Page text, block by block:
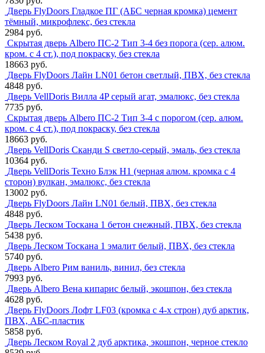
Дверь FlyDoors Гладкое ПГ (АБС черная кромка) цемент
тёмный, микрофлекс, без стекла
2984 руб.
Скрытая дверь Albero ПС-2 Тип 3-4 без порога (сер. алюм.
кром. с 4 ст.), под покраску, без стекла
18663 руб.
Дверь FlyDoors Лайн LN01 бетон светлый, ПВХ, без стекла
4848 руб.
Дверь VellDoris Вилла 4P серый агат, эмалюкс, без стекла
7735 руб.
Скрытая дверь Albero ПС-2 Тип 3-4 с порогом (сер. алюм.
кром. с 4 ст.), под покраску, без стекла
18663 руб.
Дверь VellDoris Сканди S светло-серый, эмаль, без стекла
10364 руб.
Дверь VellDoris Техно Блэк H1 (черная алюм. кромка с 4
сторон) вулкан, эмалюкс, без стекла
13002 руб.
Дверь FlyDoors Лайн LN01 белый, ПВХ, без стекла
4848 руб.
Дверь Леском Тоскана 1 бетон снежный, ПВХ, без стекла
5438 руб.
Дверь Леском Тоскана 1 эмалит белый, ПВХ, без стекла
5740 руб.
Дверь Albero Рим ваниль, винил, без стекла
7993 руб.
Дверь Albero Вена кипарис белый, экошпон, без стекла
4628 руб.
Дверь FlyDoors Лофт LF03 (кромка с 4-х строн) дуб арктик,
ПВХ, АБС-пластик
5858 руб.
Дверь Леском Royal 2 дуб арктика, экошпон, черное стекло